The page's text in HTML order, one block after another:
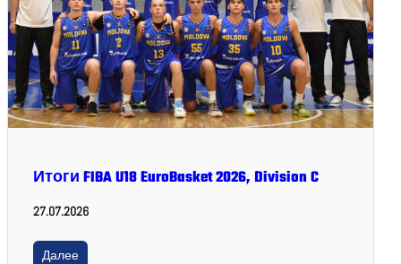
Итоги FIBA U18 EuroBasket 2026, Division C
27.07.2026
Далее